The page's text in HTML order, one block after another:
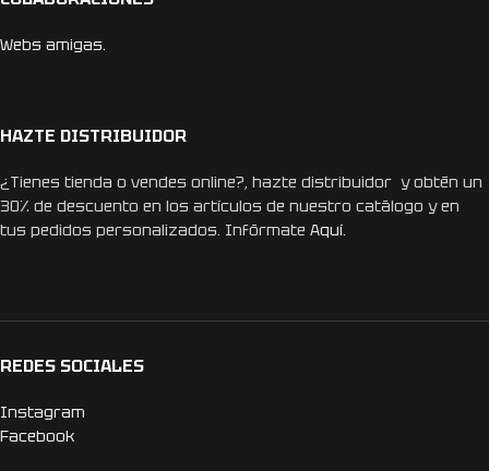
Webs amigas.
HAZTE DISTRIBUIDOR
¿Tienes tienda o vendes online?, hazte distribuidor y obtén un
30% de descuento en los artículos de nuestro catálogo y en
tus pedidos personalizados. Infórmate Aquí.
REDES SOCIALES
Instagram
Facebook